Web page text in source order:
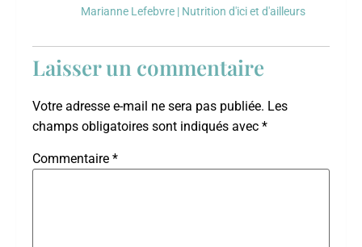
Marianne Lefebvre | Nutrition d'ici et d'ailleurs
Laisser un commentaire
Votre adresse e-mail ne sera pas publiée. Les
champs obligatoires sont indiqués avec *
Commentaire *